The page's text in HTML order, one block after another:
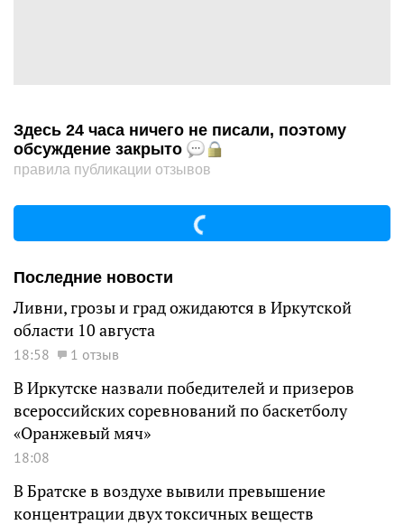
Здесь 24 часа ничего не писали, поэтому
обсуждение закрыто
правила публикации отзывов
Последние новости
Ливни, грозы и град ожидаются в Иркутской
области 10 августа
18:58 1 отзыв
В Иркутске назвали победителей и призеров
всероссийских соревнований по баскетболу
«Оранжевый мяч»
18:08
В Братске в воздухе вывили превышение
концентрации двух токсичных веществ